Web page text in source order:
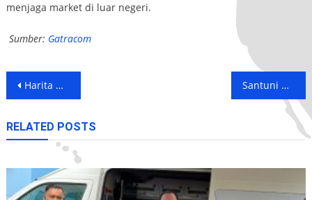
menjaga market di luar negeri.
Sumber: Gatracom
Post
Harita Nickel Peringati Bulan K3 Nasional di Masa Pandemi Santuni Ratusan Anak Yatim dan Jompo di Obi Halmahera Selatan
RELATED POSTS